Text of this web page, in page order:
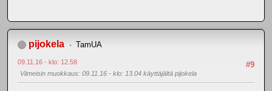
pijokela TamUA
#9
09.11.16 - klo: 12.58
Viimeisin muokkaus: 09.11.16 - klo: 13.04 käyttäjältä pijokela